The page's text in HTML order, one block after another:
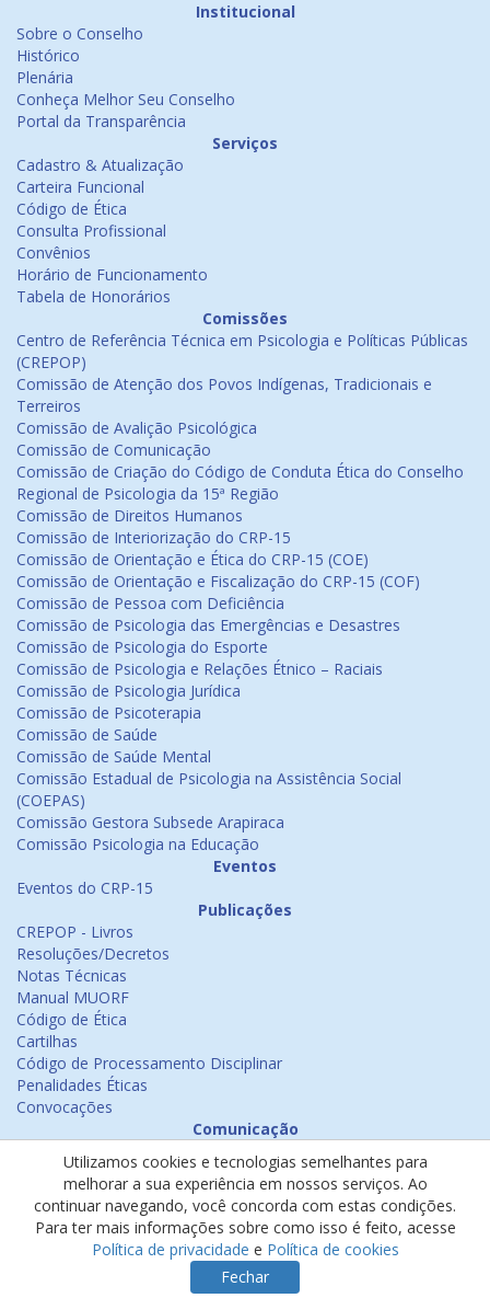
Institucional
Sobre o Conselho
Histórico
Plenária
Conheça Melhor Seu Conselho
Portal da Transparência
Serviços
Cadastro & Atualização
Carteira Funcional
Código de Ética
Consulta Profissional
Convênios
Horário de Funcionamento
Tabela de Honorários
Comissões
Centro de Referência Técnica em Psicologia e Políticas Públicas
(CREPOP)
Comissão de Atenção dos Povos Indígenas, Tradicionais e
Terreiros
Comissão de Avalição Psicológica
Comissão de Comunicação
Comissão de Criação do Código de Conduta Ética do Conselho
Regional de Psicologia da 15ª Região
Comissão de Direitos Humanos
Comissão de Interiorização do CRP-15
Comissão de Orientação e Ética do CRP-15 (COE)
Comissão de Orientação e Fiscalização do CRP-15 (COF)
Comissão de Pessoa com Deficiência
Comissão de Psicologia das Emergências e Desastres
Comissão de Psicologia do Esporte
Comissão de Psicologia e Relações Étnico – Raciais
Comissão de Psicologia Jurídica
Comissão de Psicoterapia
Comissão de Saúde
Comissão de Saúde Mental
Comissão Estadual de Psicologia na Assistência Social
(COEPAS)
Comissão Gestora Subsede Arapiraca
Comissão Psicologia na Educação
Eventos
Eventos do CRP-15
Publicações
CREPOP - Livros
Resoluções/Decretos
Notas Técnicas
Manual MUORF
Código de Ética
Cartilhas
Código de Processamento Disciplinar
Penalidades Éticas
Convocações
Comunicação
Emissão de Certificados
Psicologia na Mídia
Ouvidoria
Política de cookies
Política de privacidade
Utilizamos cookies e tecnologias semelhantes para
melhorar a sua experiência em nossos serviços. Ao
continuar navegando, você concorda com estas condições.
Para ter mais informações sobre como isso é feito, acesse
Política de privacidade e Política de cookies
Fechar